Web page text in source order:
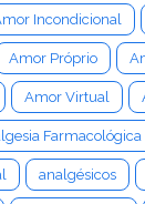
Incondicional
Amor Próprio
Amor Virtual
Farmacológica
analgésicos